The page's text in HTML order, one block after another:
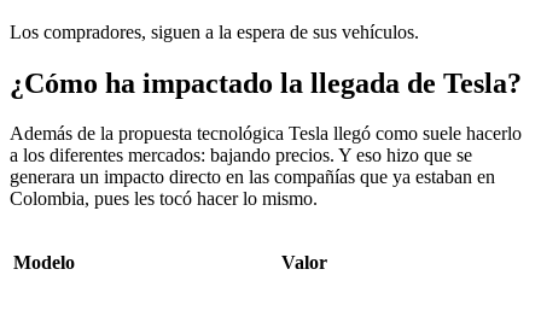
Los compradores, siguen a la espera de sus vehículos.
¿Cómo ha impactado la llegada de Tesla?
Además de la propuesta tecnológica Tesla llegó como suele hacerlo
a los diferentes mercados: bajando precios. Y eso hizo que se
generara un impacto directo en las compañías que ya estaban en
Colombia, pues les tocó hacer lo mismo.
Modelo Valor